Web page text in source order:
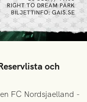
och
FC Nordsjaelland -